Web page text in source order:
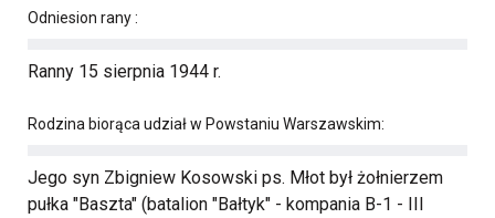
Odniesion rany :
Ranny 15 sierpnia 1944 r.
Rodzina biorąca udział w Powstaniu Warszawskim:
Jego syn Zbigniew Kosowski ps. Młot był żołnierzem
pułka "Baszta" (batalion "Bałtyk" - kompania B-1 - III